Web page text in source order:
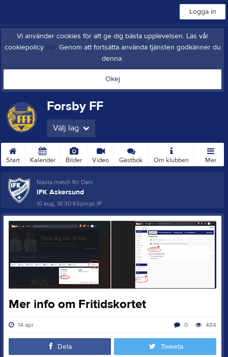
Logga in
Vi använder cookies för att ge dig bästa upplevelsen. Läs vår
cookiepolicy här. Genom att fortsätta använda tjänsten godkänner du
denna.
Okej
Forsby FF
Välj lag
Start Kalender Bilder Video Gästbok Om klubben Mer
Nästa match för Dam
IFK Askersund
10 aug, 18:30 Köpings IP
Mer info om Fritidskortet
14 apr 484
0
Dela Tweeta